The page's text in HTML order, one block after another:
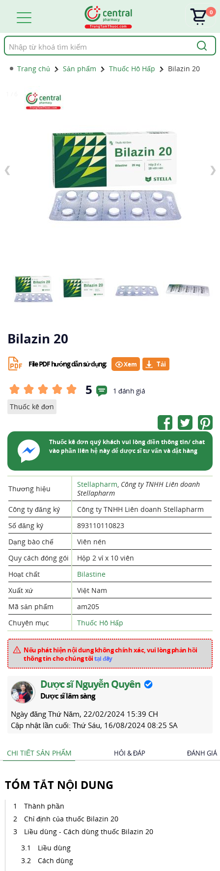
Tìm
kiếm
0
Trang chủ Sản phẩm Thuốc Hô Hấp Bilazin 20
❮ ❯
Bilazin 20
File PDF hướng dẫn sử dụng: Xem
5
1 đánh giá
Thuốc kê đơn
Thuốc kê đơn quý khách vui lòng điền thông tin/ chat
vào phần liên hệ này để dược sĩ tư vấn và đặt hàng
Thương hiệu Stellapharm, Công ty TNHH Liên doanh
Stellapharm
Công ty đăng ký
Công ty TNHH Liên doanh Stellapharm
Số đăng ký
893110110823
Dạng bào chế
Viên nén
Quy cách đóng gói
Hộp 2 vỉ x 10 viên
Hoạt chất
Bilastine
Xuất xứ
Việt Nam
Mã sản phẩm
am205
Chuyên mục
Thuốc Hô Hấp
Nếu phát hiện nội dung không chính xác, vui lòng phản hồi
thông tin cho chúng tôitại đây
Dược sĩ Nguyễn Quyên
Dược sĩ lâm sàng
Ngày đăng Thứ Năm, 22/02/2024 15:39 CH
Cập nhật lần cuối: Thứ Sáu, 16/08/2024 08:25 SA
CHI TIẾT SẢN PHẨM HỎI & ĐÁP ĐÁNH GIÁ
TÓM TẮT NỘI DUNG
Thành phần
Chỉ định của thuốc Bilazin 20
Liều dùng - Cách dùng thuốc Bilazin 20
Liều dùng
Cách dùng